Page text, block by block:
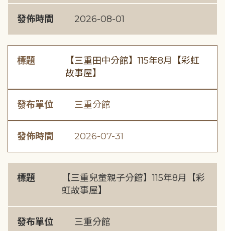
發佈時間 2026-08-01
標題
【三重田中分館】115年8月【彩虹
故事屋】
發布單位 三重分館
發佈時間 2026-07-31
標題
【三重兒童親子分館】115年8月【彩
虹故事屋】
發布單位 三重分館